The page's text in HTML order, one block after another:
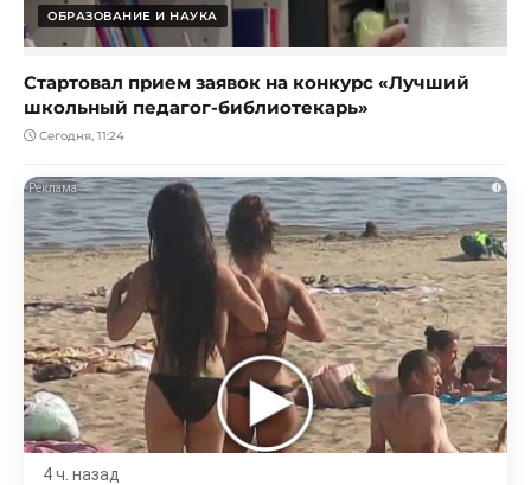
ОБРАЗОВАНИЕ И НАУКА
Стартовал прием заявок на конкурс «Лучший
школьный педагог-библиотекарь»
Сегодня, 11:24
i
4 ч. назад